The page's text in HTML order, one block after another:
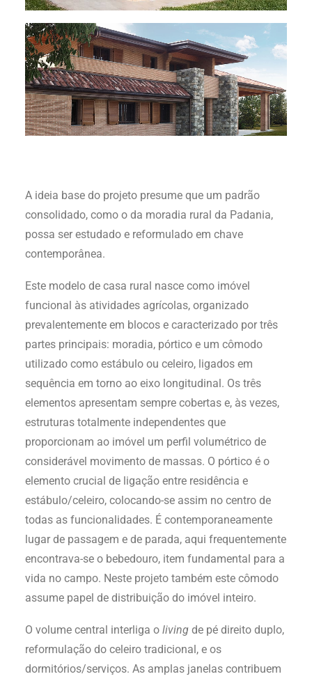
A ideia base do projeto presume que um padrão
consolidado, como o da moradia rural da Padania,
possa ser estudado e reformulado em chave
contemporânea.
Este modelo de casa rural nasce como imóvel
funcional às atividades agrícolas, organizado
prevalentemente em blocos e caracterizado por três
partes principais: moradia, pórtico e um cômodo
utilizado como estábulo ou celeiro, ligados em
sequência em torno ao eixo longitudinal. Os três
elementos apresentam sempre cobertas e, às vezes,
estruturas totalmente independentes que
proporcionam ao imóvel um perfil volumétrico de
considerável movimento de massas. O pórtico é o
elemento crucial de ligação entre residência e
estábulo/celeiro, colocando-se assim no centro de
todas as funcionalidades. É contemporaneamente
lugar de passagem e de parada, aqui frequentemente
encontrava-se o bebedouro, item fundamental para a
vida no campo. Neste projeto também este cômodo
assume papel de distribuição do imóvel inteiro.
O volume central interliga o living de pé direito duplo,
reformulação do celeiro tradicional, e os
dormitórios/serviços. As amplas janelas contribuem